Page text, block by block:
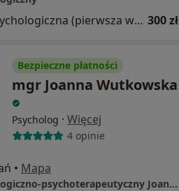
Konsultacja psychologiczna (pierwsza wizyta) 300 zł
Bezpieczne płatności
mgr Joanna Wutkowska
Psycholog · Więcej
4 opinie
• Mapa
Gabinet psychologiczno-psychoterapeutyczny Joanna Wutkowska